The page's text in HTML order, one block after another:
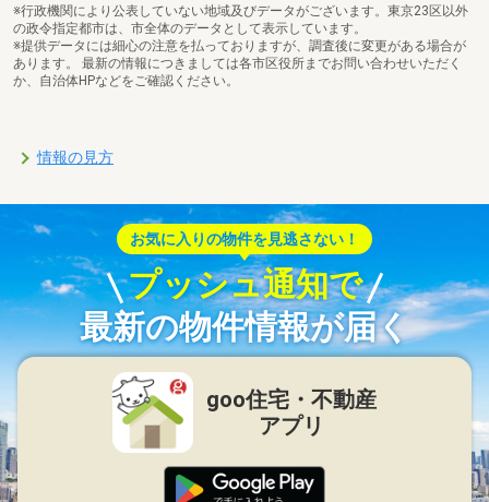
※行政機関により公表していない地域及びデータがございます。東京23区以外
の政令指定都市は、市全体のデータとして表示しています。
※提供データには細心の注意を払っておりますが、調査後に変更がある場合が
あります。 最新の情報につきましては各市区役所までお問い合わせいただく
か、自治体HPなどをご確認ください。
情報の見方
お気に入りの物件を見逃さない！
プッシュ通知で
最新の物件情報が届く
goo住宅・不動産
アプリ